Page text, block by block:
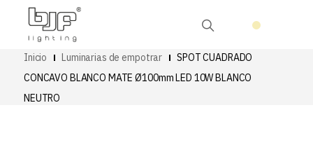
Inicio Luminarias de empotrar
SPOT CUADRADO
CONCAVO BLANCO MATE Ø100mm LED 10W BLANCO
NEUTRO